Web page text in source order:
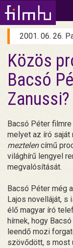
2001. 06. 26.
Közös
Bacsó
Zanussi?
Bacsó Péter
melyet az író
meztelencímű
világhírű lengyel
megvalósítását.
Bacsó Péter még
Lajos novelláját, s
élő magyar író
hírnek, hogy
leendő mozi
szövődött, s most